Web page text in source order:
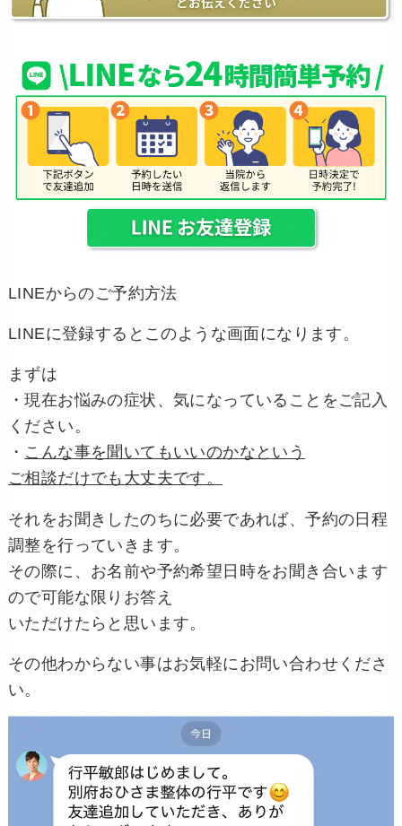
LINEからのご予約方法
LINEに登録するとこのような画面になります。
まずは
・現在お悩みの症状、気になっていることをご記入
ください。
・ こんな事を聞いてもいいのかなという
ご相談だけでも大丈夫です。
それをお聞きしたのちに必要であれば、予約の日程
調整を行っていきます。
その際に、お名前や予約希望日時をお聞き合います
ので可能な限りお答え
いただけたらと思います。
その他わからない事はお気軽にお問い合わせくださ
い。